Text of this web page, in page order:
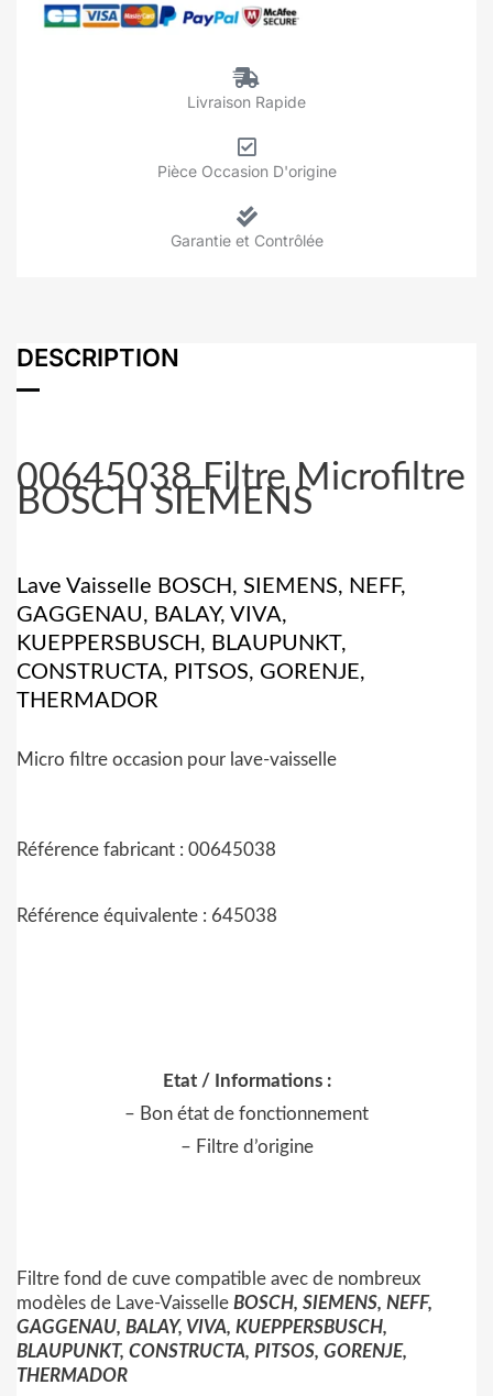
Livraison Rapide
Pièce Occasion D'origine
Garantie et Contrôlée
DESCRIPTION
00645038 Filtre Microfiltre
BOSCH SIEMENS
Lave Vaisselle BOSCH, SIEMENS, NEFF,
GAGGENAU, BALAY, VIVA,
KUEPPERSBUSCH, BLAUPUNKT,
CONSTRUCTA, PITSOS, GORENJE,
THERMADOR
Micro filtre occasion pour lave-vaisselle
Référence fabricant : 00645038
Référence équivalente : 645038
Etat / Informations :
– Bon état de fonctionnement
– Filtre d’origine
Filtre fond de cuve compatible avec de nombreux
modèles de Lave-Vaisselle BOSCH, SIEMENS, NEFF,
GAGGENAU, BALAY, VIVA, KUEPPERSBUSCH,
BLAUPUNKT, CONSTRUCTA, PITSOS, GORENJE,
THERMADOR